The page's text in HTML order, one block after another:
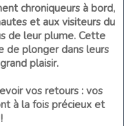
chroniqueurs à bord,
et aux visiteurs du
de leur plume. Cette
de plonger dans leurs
plaisir.
vos retours : vos
à la fois précieux et